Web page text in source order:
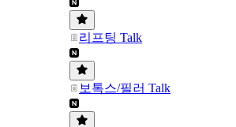
리프팅 Talk
보톡스/필러 Talk